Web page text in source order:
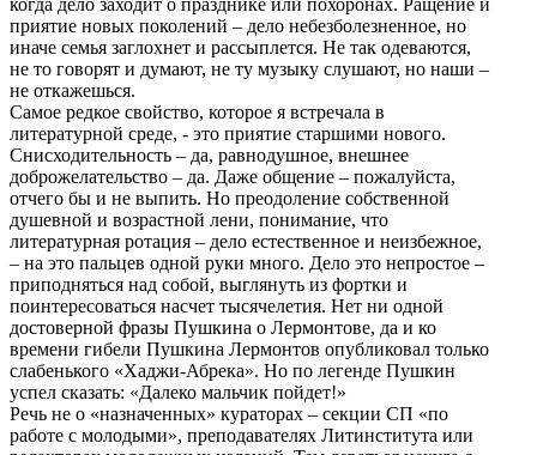
приятие новых поколений – дело небезболезненное, но
иначе семья заглохнет и рассыплется. Не так одеваются,
не то говорят и думают, не ту музыку слушают, но наши –
не откажешься.
Самое редкое свойство, которое я встречала в
литературной среде, - это приятие старшими нового.
Снисходительность – да, равнодушное, внешнее
доброжелательство – да. Даже общение – пожалуйста,
отчего бы и не выпить. Но преодоление собственной
душевной и возрастной лени, понимание, что
литературная ротация – дело естественное и неизбежное,
– на это пальцев одной руки много. Дело это непростое –
приподняться над собой, выглянуть из фортки и
поинтересоваться насчет тысячелетия. Нет ни одной
достоверной фразы Пушкина о Лермонтове, да и ко
времени гибели Пушкина Лермонтов опубликовал только
слабенького «Хаджи-Абрека». Но по легенде Пушкин
успел сказать: «Далеко мальчик пойдет!»
Речь не о «назначенных» кураторах – секции СП «по
работе с молодыми», преподавателях Литинститута или